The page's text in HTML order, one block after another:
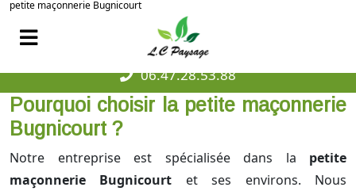
petite maçonnerie Bugnicourt
06.47.28.53.88
Pourquoi choisir la petite maçonnerie
Bugnicourt ?
Notre entreprise est spécialisée dans la petite
maçonnerie Bugnicourt et ses environs. Nous